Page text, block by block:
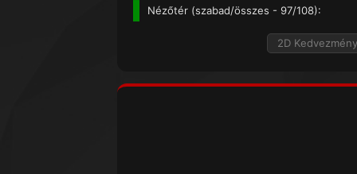
Nézőtér (szabad/összes - 97/108):
2D